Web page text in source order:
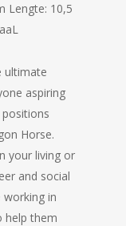
Lengte: 10,5
ultimate
aspiring
Horse.
your living or
and social
working in
help them